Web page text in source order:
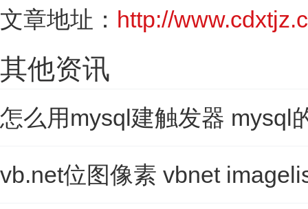
文章地址： http://
其他资讯
怎么用mysql建触发器 mysql
vb.net位图像素 vbnet